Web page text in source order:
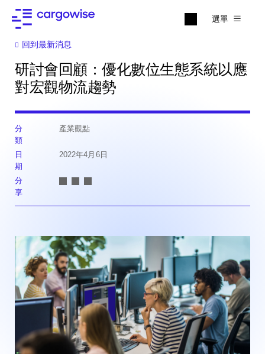
選單
回到最新消息
研討會回顧：優化數位生態系統以應
對宏觀物流趨勢
分
類
產業觀點
日
期
2022年4月6日
分
享